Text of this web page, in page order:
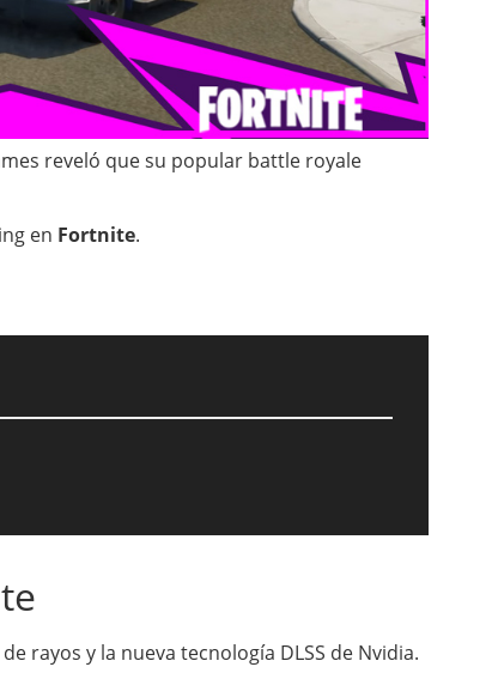
reveló que su popular battle royale
en Fortnite.
rayos y la nueva tecnología DLSS de Nvidia.